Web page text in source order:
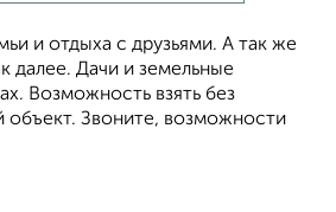
и отдыха с друзьями. А так же
далее. Дачи и земельные
Возможность взять без
Звоните, возможности